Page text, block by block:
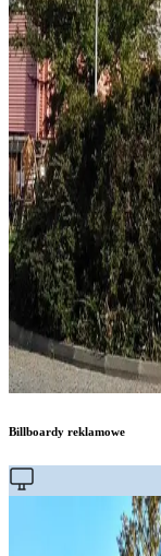
Billboardy reklamowe